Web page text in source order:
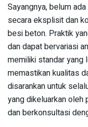
Sayangnya, belum
secara eksplisit dan
besi beton. Praktik
dan dapat bervariasi
memiliki standar yang
memastikan kualitas
disarankan untuk
yang dikeluarkan oleh
dan berkonsultasi